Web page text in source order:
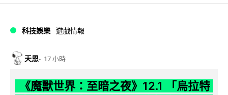
科技娛樂 遊戲情報
天恩 17 小時
《魔獸世界：至暗之夜》12.1 「烏拉特